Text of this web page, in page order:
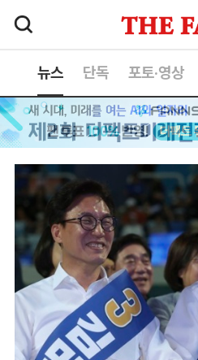
뉴스 단독 포토·영상